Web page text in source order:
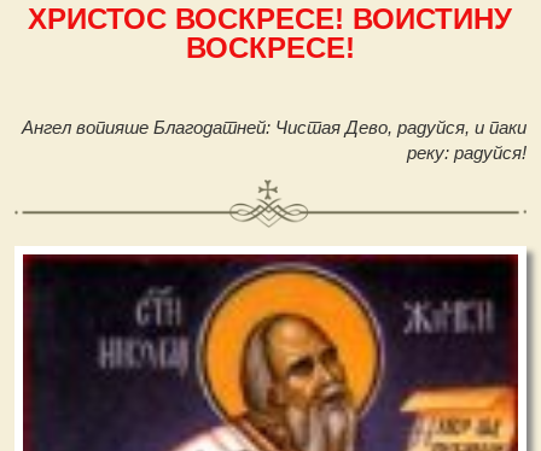
ХРИСТОС ВОСКРЕСЕ! ВОИСТИНУ
ВОСКРЕСЕ!
Ангел вопияше Благодатней: Чистая Дево, радуйся, и паки
реку: радуйся!